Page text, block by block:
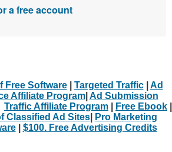
a free account
Free Software| Targeted Traffic| Ad
Affiliate Program| Ad Submission
Traffic Affiliate Program Free Ebook
Classified Ad Sites|
Pro Marketing
| $100. Free Advertising Credits